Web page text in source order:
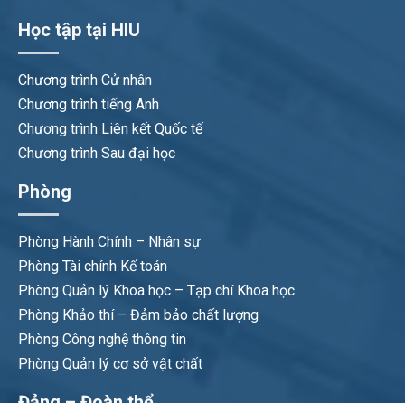
Học tập tại HIU
Chương trình Cử nhân
Chương trình tiếng Anh
Chương trình Liên kết Quốc tế
Chương trình Sau đại học
Phòng
Phòng Hành Chính – Nhân sự
Phòng Tài chính Kế toán
Phòng Quản lý Khoa học – Tạp chí Khoa học
Phòng Khảo thí – Đảm bảo chất lượng
Phòng Công nghệ thông tin
Phòng Quản lý cơ sở vật chất